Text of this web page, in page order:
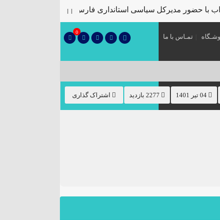
با حضور مدیرکل سیاسی استانداری فارس ۞
تمـاس با ما
0
اشتراک گذاری